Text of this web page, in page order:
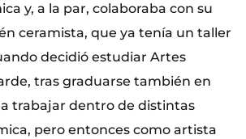
y, a la par, colaboraba con su
ceramista, que ya tenía un taller
decidió estudiar Artes
tras graduarse también en
a trabajar dentro de distintas
pero entonces como artista